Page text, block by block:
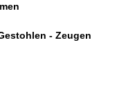
- Zeugen